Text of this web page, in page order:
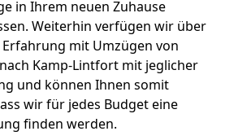
in Ihrem neuen Zuhause
Weiterhin verfügen wir über
mit Umzügen von
Kamp-Lintfort mit jeglicher
und können Ihnen somit
wir für jedes Budget eine
finden werden.